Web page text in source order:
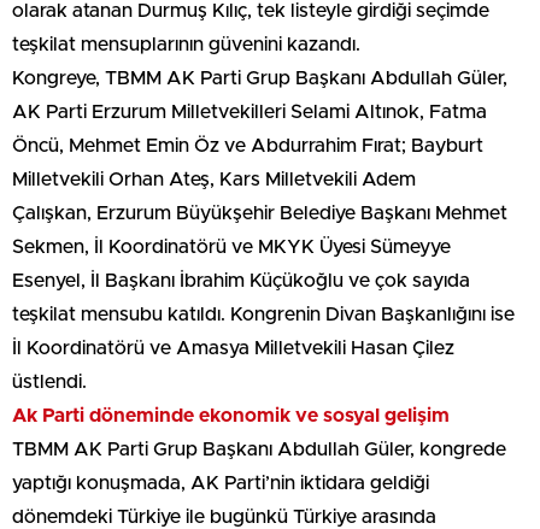
olarak atanan Durmuş Kılıç, tek listeyle girdiği seçimde
teşkilat mensuplarının güvenini kazandı.
Kongreye, TBMM AK Parti Grup Başkanı Abdullah Güler,
AK Parti Erzurum Milletvekilleri Selami Altınok, Fatma
Öncü, Mehmet Emin Öz ve Abdurrahim Fırat; Bayburt
Milletvekili Orhan Ateş, Kars Milletvekili Adem
Çalışkan, Erzurum Büyükşehir Belediye Başkanı Mehmet
Sekmen, İl Koordinatörü ve MKYK Üyesi Sümeyye
Esenyel, İl Başkanı İbrahim Küçükoğlu ve çok sayıda
teşkilat mensubu katıldı. Kongrenin Divan Başkanlığını ise
İl Koordinatörü ve Amasya Milletvekili Hasan Çilez
üstlendi.
Ak Parti döneminde ekonomik ve sosyal gelişim
TBMM AK Parti Grup Başkanı Abdullah Güler, kongrede
yaptığı konuşmada, AK Parti’nin iktidara geldiği
dönemdeki Türkiye ile bugünkü Türkiye arasında